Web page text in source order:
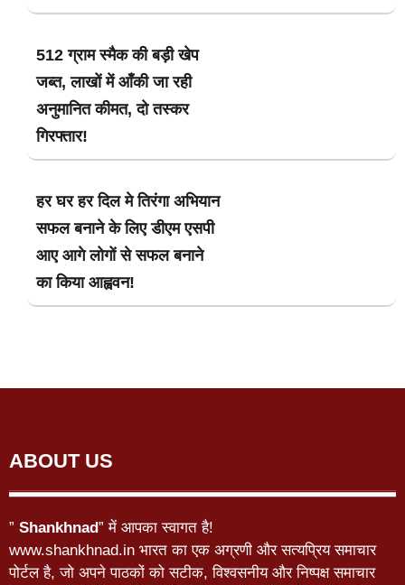
512 ग्राम स्मैक की बड़ी खेप
जब्त, लाखों में आँकी जा रही
अनुमानित कीमत, दो तस्कर
गिरफ्तार!
हर घर हर दिल मे तिरंगा अभियान
सफल बनाने के लिए डीएम एसपी
आए आगे लोगों से सफल बनाने
का किया आह्ववन!
ABOUT US
” Shankhnad” में आपका स्वागत है!
www.shankhnad.in भारत का एक अग्रणी और सत्यप्रिय समाचार
पोर्टल है, जो अपने पाठकों को सटीक, विश्वसनीय और निष्पक्ष समाचार